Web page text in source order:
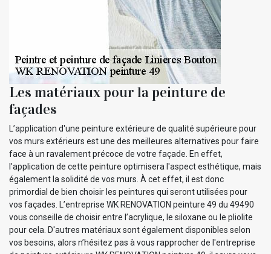
Les matériaux pour la peinture de
façades
L’application d'une peinture extérieure de qualité supérieure pour
vos murs extérieurs est une des meilleures alternatives pour faire
face à un ravalement précoce de votre façade. En effet,
l'application de cette peinture optimisera l'aspect esthétique, mais
également la solidité de vos murs. À cet effet, il est donc
primordial de bien choisir les peintures qui seront utilisées pour
vos façades. L’entreprise WK RENOVATION peinture 49 du 49490
vous conseille de choisir entre l’acrylique, le siloxane ou le pliolite
pour cela. D'autres matériaux sont également disponibles selon
vos besoins, alors n’hésitez pas à vous rapprocher de l'entreprise